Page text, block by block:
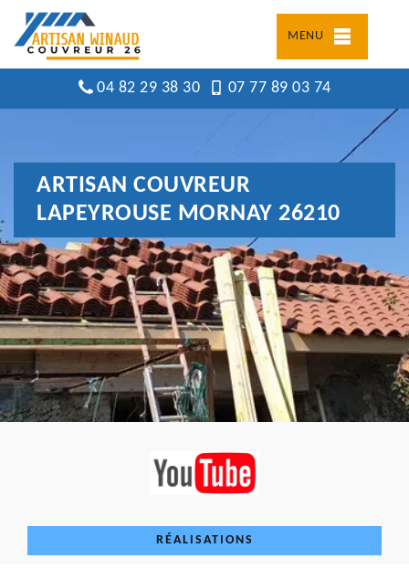
MENU
04 82 29 38 30 07 77 89 03 74
ARTISAN COUVREUR
LAPEYROUSE MORNAY 26210
RÉALISATIONS